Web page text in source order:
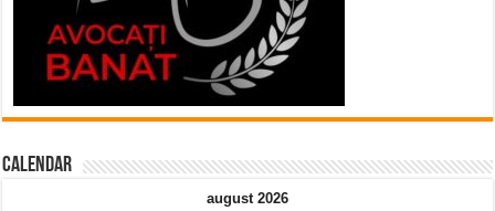
Calendar
august 2026